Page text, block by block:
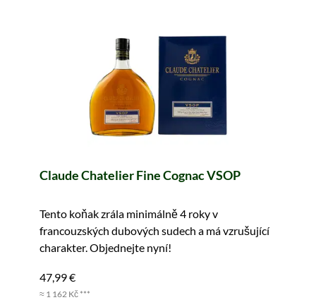
Claude Chatelier Fine Cognac VSOP
Tento koňak zrála minimálně 4 roky v
francouzských dubových sudech a má vzrušující
charakter. Objednejte nyní!
47,99 €
≈ 1 162 Kč ***